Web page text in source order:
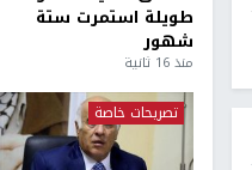
طويلة استمرت ستة
شهور
منذ 16 ثانية
تصريحات خاصة